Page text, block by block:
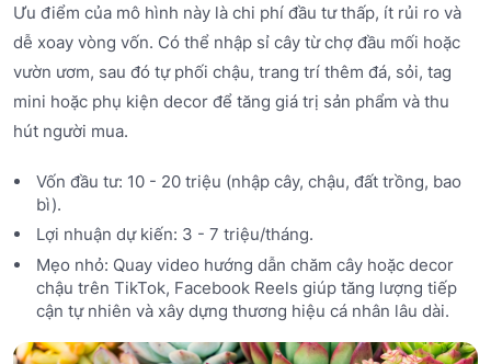
Ưu điểm của mô hình này là chi phí đầu tư thấp, ít rủi ro và
dễ xoay vòng vốn. Có thể nhập sỉ cây từ chợ đầu mối hoặc
vườn ươm, sau đó tự phối chậu, trang trí thêm đá, sỏi, tag
mini hoặc phụ kiện decor để tăng giá trị sản phẩm và thu
hút người mua.
Vốn đầu tư: 10 - 20 triệu (nhập cây, chậu, đất trồng, bao
bì).
Lợi nhuận dự kiến: 3 - 7 triệu/tháng.
Mẹo nhỏ: Quay video hướng dẫn chăm cây hoặc decor
chậu trên TikTok, Facebook Reels giúp tăng lượng tiếp
cận tự nhiên và xây dựng thương hiệu cá nhân lâu dài.